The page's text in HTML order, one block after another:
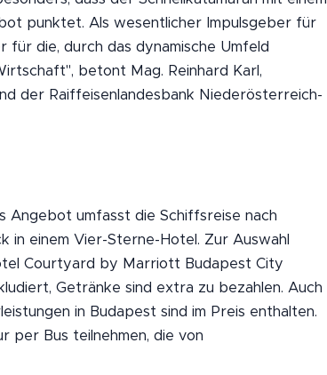
punktet. Als wesentlicher Impulsgeber für
für die, durch das dynamische Umfeld
betont Mag. Reinhard Karl,
der Raiffeisenlandesbank Niederösterreich-
Angebot umfasst die Schiffsreise nach
in einem Vier-Sterne-Hotel. Zur Auswahl
Courtyard by Marriott Budapest City
Getränke sind extra zu bezahlen. Auch
in Budapest sind im Preis enthalten.
per Bus teilnehmen, die von